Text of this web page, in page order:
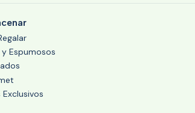
Espumosos
Exclusivos